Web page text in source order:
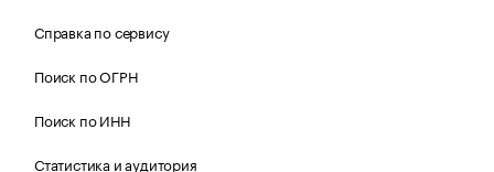
Справка по сервису
Поиск по ОГРН
Поиск по ИНН
Статистика и аудитория